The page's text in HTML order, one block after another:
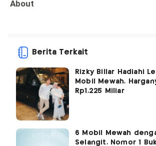
Berita Terkait
Rizky Billar Hadiahi
Mobil Mewah,
Rp1,225 Miliar
6 Mobil Mewah
Selangit, Nomor 1